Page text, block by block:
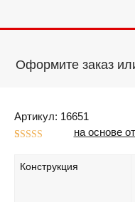
Оформите заказ
Артикул: 16651
основе
на основе
Конструкция